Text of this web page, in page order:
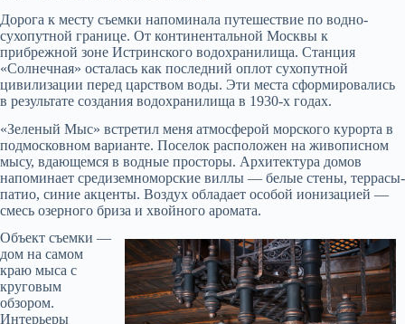
Дорога к месту съемки напоминала путешествие по водно-
сухопутной границе. От континентальной Москвы к
прибрежной зоне Истринского водохранилища. Станция
«Солнечная» осталась как последний оплот сухопутной
цивилизации перед царством воды. Эти места сформировались
в результате создания водохранилища в 1930-х годах.
«Зеленый Мыс» встретил меня атмосферой морского курорта в
подмосковном варианте. Поселок расположен на живописном
мысу, вдающемся в водные просторы. Архитектура домов
напоминает средиземноморские виллы — белые стены, террасы-
патио, синие акценты. Воздух обладает особой ионизацией —
смесь озерного бриза и хвойного аромата.
Объект съемки —
дом на самом
краю мыса с
круговым
обзором.
Интерьеры